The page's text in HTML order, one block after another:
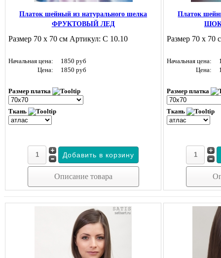
Платок шейный из натурального шелка
ФРУКТОВЫЙ ЛЕД
Размер 70 х 70 см Артикул: С 10.10
Начальная цена:
1850 руб
Цена:
1850 руб
Размер платка
Ткань
Описание товара
Платок
Размер 70 х 70
Начальная цена:
Цена:
Размер платка
Ткань